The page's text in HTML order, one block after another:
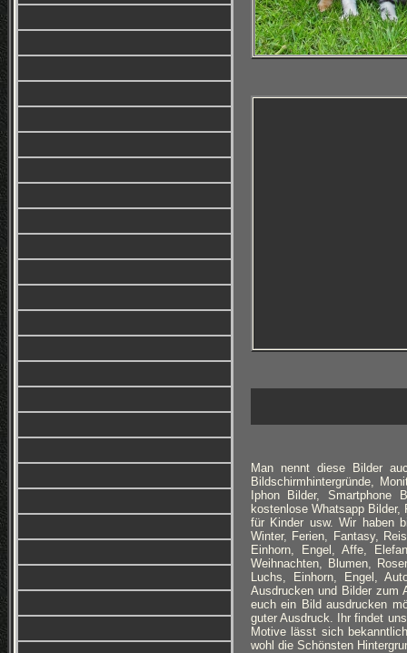
Man nennt diese Bilder
Bildschirmhintergründe,
Iphon Bilder, Smartphone
kostenlose Whatsapp
für Kinder usw. Wir haben
Winter, Ferien, Fantasy,
Einhorn, Engel, Affe,
Weihnachten, Blumen,
Luchs, Einhorn, Engel,
Ausdrucken und Bilder zum
euch ein Bild ausdrucken
guter Ausdruck. Ihr findet
Motive lässt sich
wohl die Schönsten